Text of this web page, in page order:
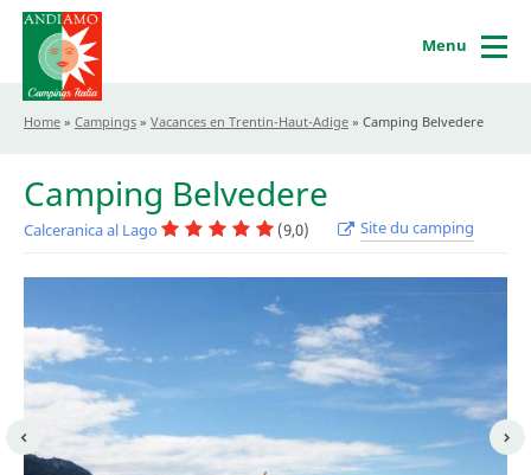
Menu
Home » Campings » Vacances en Trentin-Haut-Adige » Camping Belvedere
Camping Belvedere
Calceranica al Lago (9,0) Site du camping